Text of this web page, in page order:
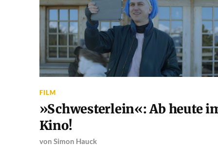
FILM
»Schwesterlein«: Ab heute
Kino!
von Simon Hauck